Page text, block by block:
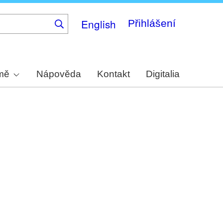
English Přihlášení
Nápověda Kontakt Digitalia